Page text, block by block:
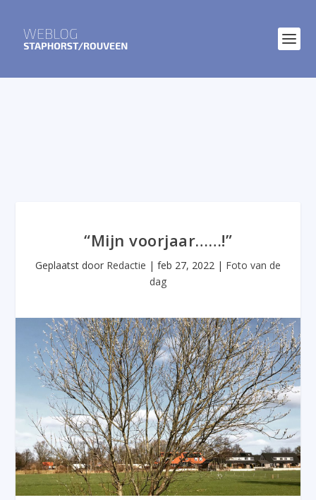
“Mijn voorjaar……!”
Geplaatst door Redactie | feb 27, 2022 | Foto van de
dag